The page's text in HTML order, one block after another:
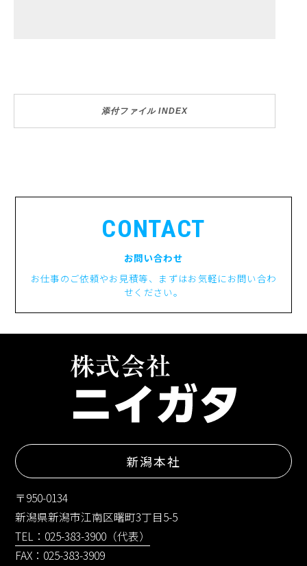
添付ファイル INDEX
CONTACT
お問い合わせ
お仕事のご依頼やお見積等、まずはお気軽にお問い合わ
せください。
新潟本社
〒950-0134
新潟県新潟市江南区曙町3丁目5-5
TEL：025-383-3900（代表）
FAX：025-383-3909